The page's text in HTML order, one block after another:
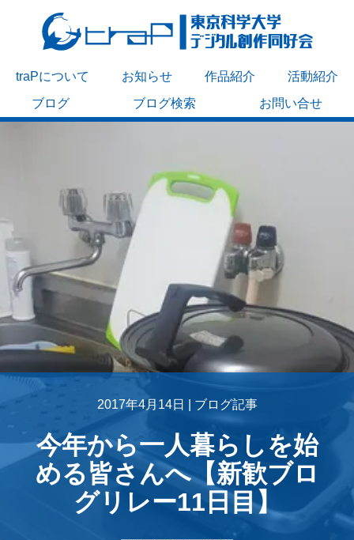
traPについて お知らせ 作品紹介
活動紹介
ブログ
ブログ検索 お問い合せ
2017年4月14日 | ブログ記事
今年から一人暮らしを始
める皆さんへ【新歓ブロ
グリレー11日目】